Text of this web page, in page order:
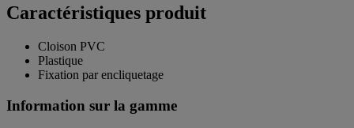
Caractéristiques produit
Cloison PVC
Plastique
Fixation par encliquetage
Information sur la gamme